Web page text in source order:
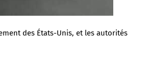
des États-Unis, et les autorités